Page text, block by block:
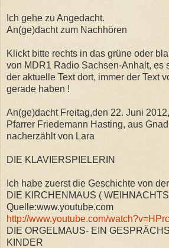
Ich gehe zu Angedacht.
An(ge)dacht zum Nachhören
Klickt bitte rechts in das grüne oder
von MDR1 Radio Sachsen-Anhalt, es
der aktuelle Text dort, immer der Text
gerade haben !
An(ge)dacht Freitag,den 22. Juni
Pfarrer Friedemann Hasting, aus
nacherzählt von Lara
DIE KLAVIERSPIELERIN
Ich habe zuerst die Geschichte von
DIE KIRCHENMAUS (
Quelle:www.youtube.com
http://www.youtube.com/
DIE ORGELMAUS- EIN
KINDER